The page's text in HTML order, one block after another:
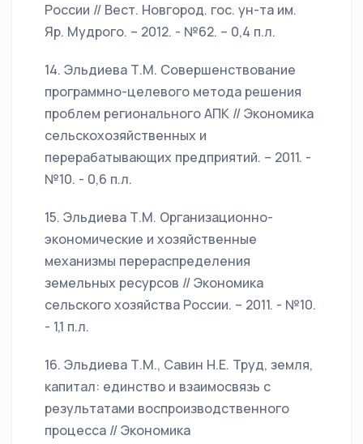
России // Вест. Новгород. гос. ун-та им.
Яр. Мудрого. – 2012. - №62. – 0,4 п.л.
14. Эльдиева Т.М. Совершенствование
программно-целевого метода решения
проблем регионального АПК // Экономика
сельскохозяйственных и
перерабатывающих предприятий. – 2011. -
№10. - 0,6 п.л.
15. Эльдиева Т.М. Организационно-
экономические и хозяйственные
механизмы перераспределения
земельных ресурсов // Экономика
сельского хозяйства России. – 2011. - №10.
- 1,1 п.л.
16. Эльдиева Т.М., Савин Н.Е. Труд, земля,
капитал: единство и взаимосвязь с
результатами воспроизводственного
процесса // Экономика